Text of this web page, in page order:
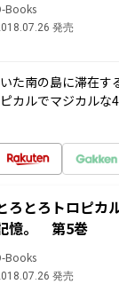
Books
発売
た南の島に滞在す
カルでマジカルな
ろとろトロピ
憶。 第5巻
Books
発売